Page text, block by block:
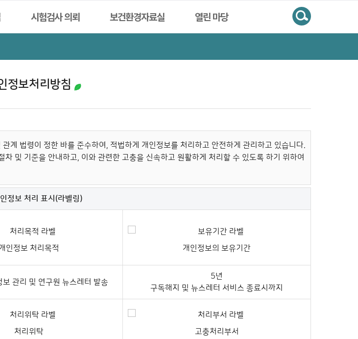
시험검사 의뢰 보건환경자료실 열린 마당
검색
정보처리방침
계 법령이 정한 바를 준수하여, 적법하게 개인정보를 처리하고 안전하게 관리하고 있습니다.
차 및 기준을 안내하고, 이와 관련한 고충을 신속하고 원활하게 처리할 수 있도록 하기 위하여
정보 처리 표시(라벨링)
인정보 처리목적 개인정보의 보유기간
보 관리 및 연구원 뉴스레터 발송
5년
구독해지 및 뉴스레터 서비스 종료시까지
처리위탁 고충처리부서